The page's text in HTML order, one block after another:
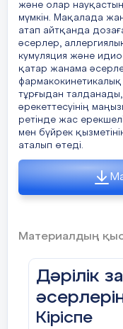
Жанама
жіктелуі
Жанама
емдік
болатын
әсерлер. Олар
пайда болу
дәрежесіне
келеді.
Дозалық
мөлшеріне
көбінесе оның
мөлшерде
шамадан тыс
Аллергиялық
иммундық
беруімен
және олар науқастың
мүмкін. Мақалада
атап айтқанда
әсерлер,
кумуляция және
қатар жанама
тұрғыдан
әрекеттесуінің
ретінде жас
мен бүйрек
аталып өтеді.
Материалдың
Дәрілік
Кіріспе